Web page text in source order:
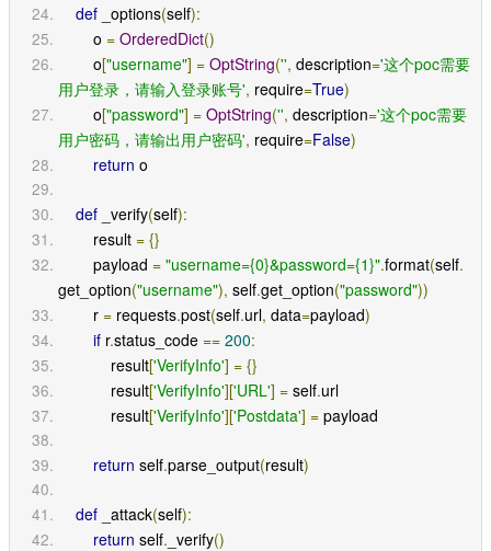
def _options(self):
        o
= OrderedDict()
        o
["username"] = OptString('', description='这个poc需要
用户登录，请输入登录账号', require=True)
        o
["password"] = OptString('', description='这个poc需要
用户密码，请输出用户密码', require=False)
return o
def _verify(self):
        result
= {}
        payload
= "username={0}&password={1}".format(self.
get_option("username"), self.get_option("password"))
        r
= requests.post(self.url, data=payload)
if r.status_code == 200:
            result
['VerifyInfo'] = {}
            result
['VerifyInfo']['URL'] = self.url
            result
['VerifyInfo']['Postdata'] = payload
return self.parse_output(result)
def _attack(self):
return self. _verify()